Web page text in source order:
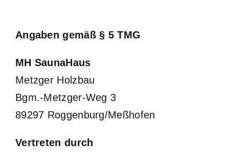
Angaben gemäß § 5 TMG
MH SaunaHaus
Metzger Holzbau
Bgm.-Metzger-Weg 3
89297 Roggenburg/Meßhofen
Vertreten durch